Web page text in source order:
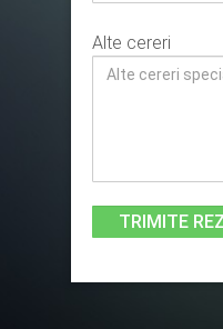
Alte cereri